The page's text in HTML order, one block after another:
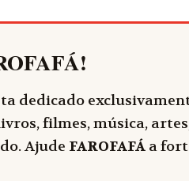
!
dedicado
filmes, música,
Ajude FAROFAFÁ a